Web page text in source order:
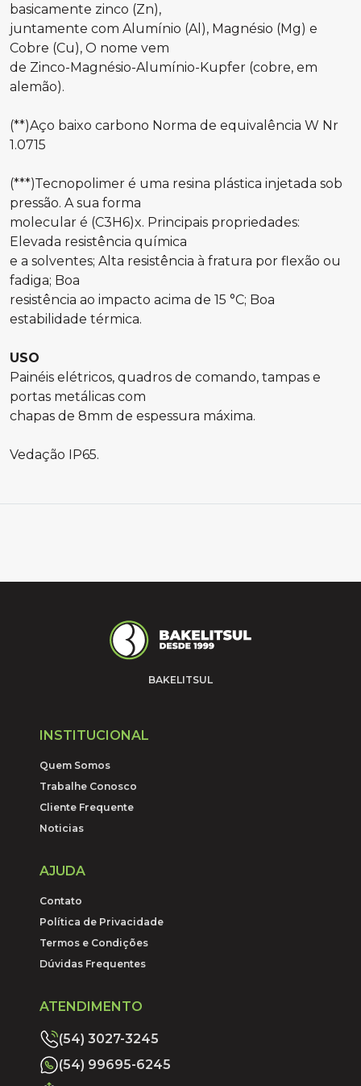
basicamente zinco (Zn),
juntamente com Alumínio (Al), Magnésio (Mg) e
Cobre (Cu), O nome vem
de Zinco-Magnésio-Alumínio-Kupfer (cobre, em
alemão).
(**)Aço baixo carbono Norma de equivalência W Nr
1.0715
(***)Tecnopolimer é uma resina plástica injetada sob
pressão. A sua forma
molecular é (C3H6)x. Principais propriedades:
Elevada resistência química
e a solventes; Alta resistência à fratura por flexão ou
fadiga; Boa
resistência ao impacto acima de 15 °C; Boa
estabilidade térmica.
USO
Painéis elétricos, quadros de comando, tampas e
portas metálicas com
chapas de 8mm de espessura máxima.
Vedação IP65.
BAKELITSUL
INSTITUCIONAL
Quem Somos
Trabalhe Conosco
Cliente Frequente
Noticias
AJUDA
Contato
Política de Privacidade
Termos e Condições
Dúvidas Frequentes
ATENDIMENTO
(54) 3027-3245
(54) 99695-6245